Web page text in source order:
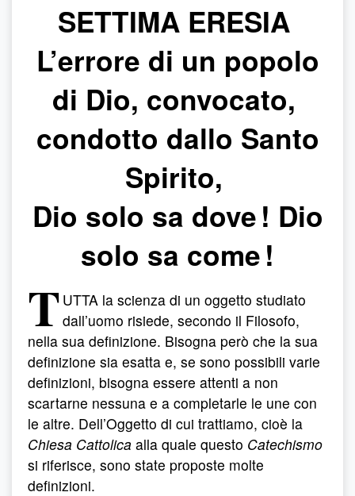
SETTIMA ERESIA
L’errore di un popolo
di Dio, convocato,
condotto dallo Santo
Spirito,
Dio solo sa dove ! Dio
solo sa come !
T UTTA la scienza di un oggetto studiato
dall’uomo risiede, secondo il Filosofo,
nella sua definizione. Bisogna però che la sua
definizione sia esatta e, se sono possibili varie
definizioni, bisogna essere attenti a non
scartarne nessuna e a completarle le une con
le altre. Dell’Oggetto di cui trattiamo, cioè la
Chiesa Cattolica alla quale questo Catechismo
si riferisce, sono state proposte molte
definizioni.